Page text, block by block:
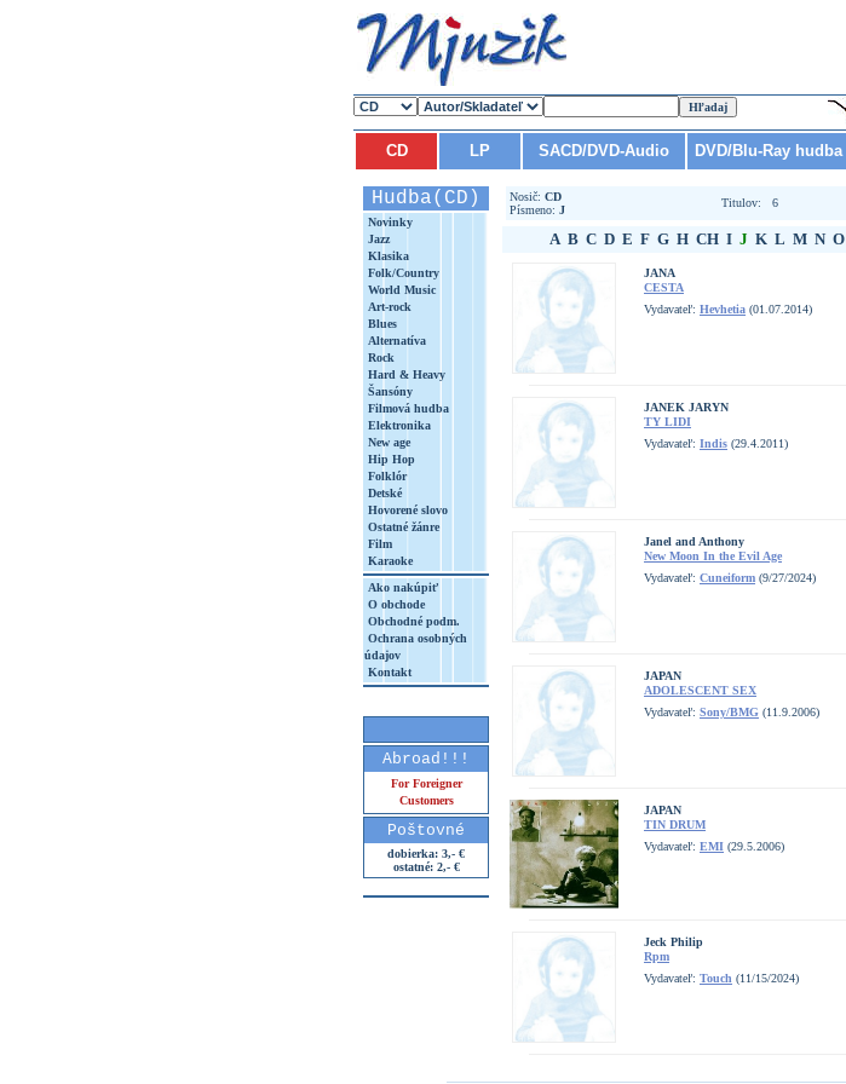
CD LP SACD/DVD-Audio DVD/Blu-Ray hudba
Hudba(CD)
Novinky
Jazz
Klasika
Folk/Country
World Music
Art-rock
Blues
Alternatíva
Rock
Hard & Heavy
Šansóny
Filmová hudba
Elektronika
New age
Hip Hop
Folklór
Detské
Hovorené slovo
Ostatné žánre
Film
Karaoke
Ako nakúpiť
O obchode
Obchodné podm.
Ochrana osobných
údajov
Kontakt
Abroad!!!
For Foreigner
Customers
Poštovné
dobierka: 3,- €
ostatné: 2,- €
Nosič: CD
Písmeno: J
Titulov: 6
A B C D E F G H CH I J K L M N O
JANA
CESTA
Vydavateľ: Hevhetia (01.07.2014)
JANEK JARYN
TY LIDI
Vydavateľ: Indis (29.4.2011)
Janel and Anthony
New Moon In the Evil Age
Vydavateľ: Cuneiform (9/27/2024)
JAPAN
ADOLESCENT SEX
Vydavateľ: Sony/BMG (11.9.2006)
JAPAN
TIN DRUM
Vydavateľ: EMI (29.5.2006)
Jeck Philip
Rpm
Vydavateľ: Touch (11/15/2024)